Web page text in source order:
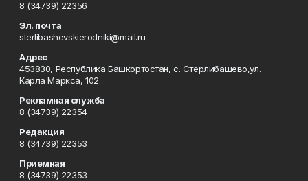
8 (34739) 22356
Эл. почта
sterlibashevskierodniki@mail.ru
Адрес
453830, Республика Башкортостан, c. Стерлибашево,ул.
Карла Маркса, 102.
Рекламная служба
8 (34739) 22354
Редакция
8 (34739) 22353
Приемная
8 (34739) 22353